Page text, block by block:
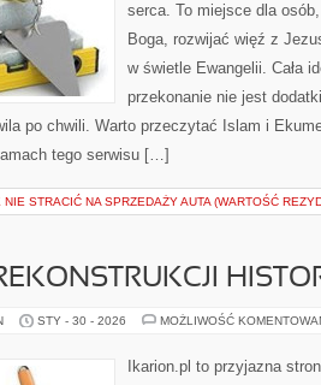
serca. To miejsce dla
Boga, rozwijać więź z
w świetle Ewangelii. Cała
przekonanie nie jest
po chwili. Warto przeczytać Islam i
tego serwisu […]
NIE STRACIĆ NA SPRZEDAŻY AUTA (WARTOŚĆ
STY - 30 - 2026 MOŻLIWOŚĆ
Ikarion.pl to przyjazna